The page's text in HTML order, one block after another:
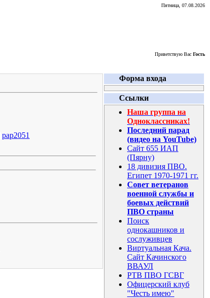
Пятница, 07.08.2026
Приветствую Вас Гость
pap2051
Форма входа
Ссылки
Наша группа на
Одноклассниках!
Последний парад
(видео на YouTube)
Сайт 655 ИАП
(Пярну)
18 дивизия ПВО.
Египет 1970-1971 гг.
Совет ветеранов
военной службы и
боевых действий
ПВО страны
Поиск
однокашников и
сослуживцев
Виртуальная Кача.
Сайт Качинского
ВВАУЛ
РТВ ПВО ГСВГ
Офицерский клуб
"Честь имею"